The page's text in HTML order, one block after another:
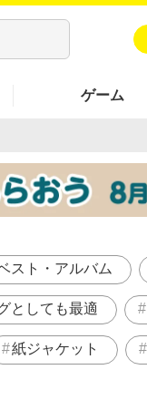
ゲーム
スト・アルバム
としても最適
紙ジャケット